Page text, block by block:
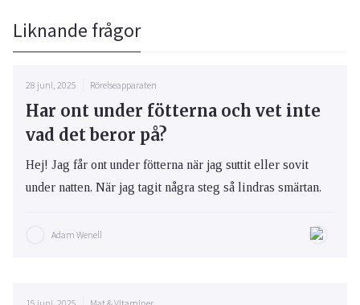
Liknande frågor
28 juni, 2025 Rörelseapparaten
Har ont under fötterna och vet inte
vad det beror på?
Hej! Jag får ont under fötterna när jag suttit eller sovit
under natten. När jag tagit några steg så lindras smärtan.
Adam Wenell